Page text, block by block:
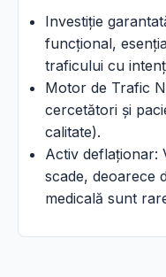
Investiție
funcțional,
traficului cu
Motor de Trafic
cercetători și
calitate).
Activ deflaționar:
scade, deoarece
medicală sunt